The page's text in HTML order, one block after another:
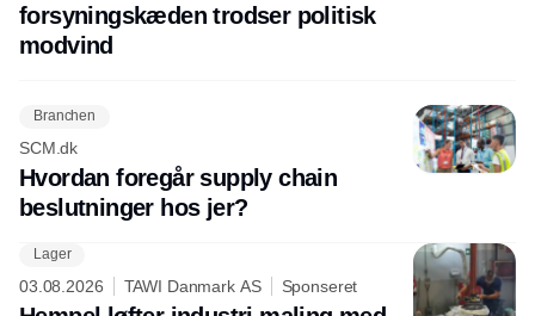
forsyningskæden trodser politisk
modvind
Branchen
SCM.dk
Hvordan foregår supply chain
beslutninger hos jer?
Lager
03.08.2026 TAWI Danmark AS Sponseret